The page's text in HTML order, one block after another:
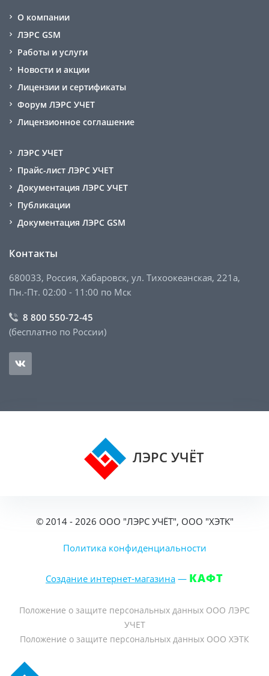
О компании
ЛЭРС GSM
Работы и услуги
Новости и акции
Лицензии и сертификаты
Форум ЛЭРС УЧЕТ
Лицензионное соглашение
ЛЭРС УЧЕТ
Прайс-лист ЛЭРС УЧЕТ
Документация ЛЭРС УЧЕТ
Публикации
Документация ЛЭРС GSM
Контакты
680033, Россия, Хабаровск, ул. Тихоокеанская, 221а,
Пн.-Пт. 02:00 - 11:00 по Мск
8 800 550-72-45
(бесплатно по России)
ЛЭРС УЧЁТ
© 2014 - 2026 ООО "ЛЭРС УЧЁТ", ООО "ХЭТК"
Политика конфиденциальности
Создание интернет-магазина — КАФТ
Положение о защите персональных данных ООО ЛЭРС
УЧЕТ
Положение о защите персональных данных ООО ХЭТК